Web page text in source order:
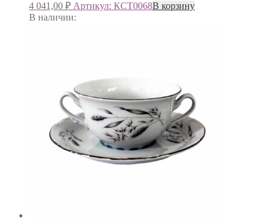
4 041,00 ₽ Артикул: КСТ0068В корзину
В наличии: